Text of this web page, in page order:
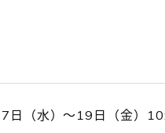
日（水）～19日（金）